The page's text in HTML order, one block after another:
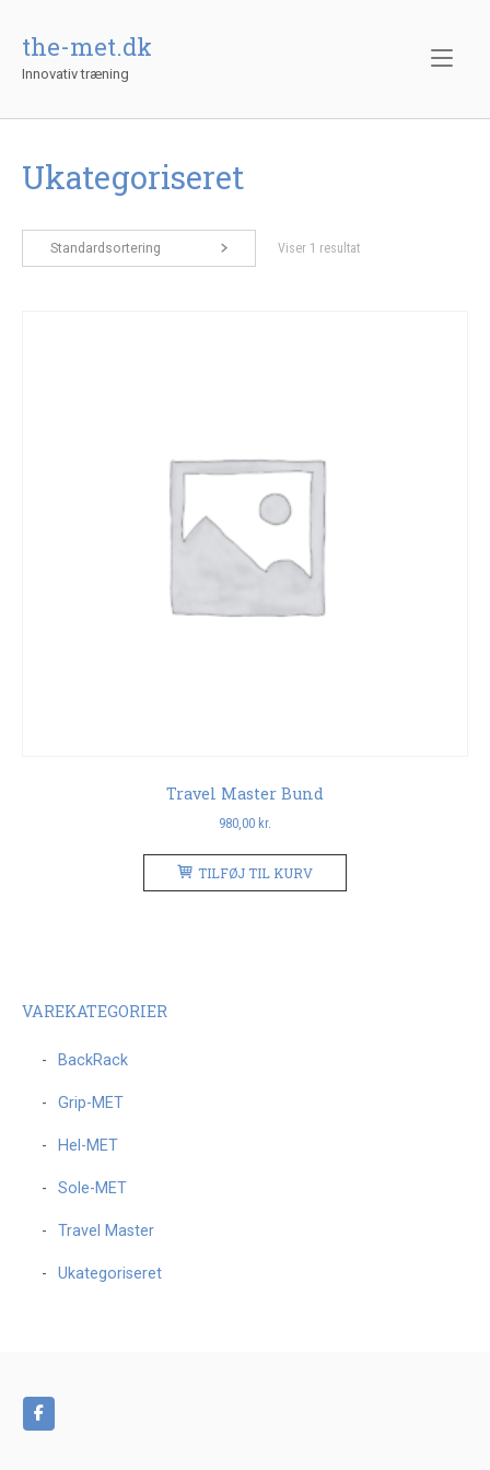
indholdthe-met.dk
Innovativ træning
Ukategoriseret
Standardsortering Viser 1 resultat
Travel Master Bund
980,00 kr.
TILFØJ TIL KURV
VAREKATEGORIER
BackRack
Grip-MET
Hel-MET
Sole-MET
Travel Master
Ukategoriseret